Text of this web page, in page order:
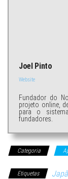
Joel Pinto
Website
Fundador do
projeto online,
para o
fundadores.
Categoria
Etiquetas